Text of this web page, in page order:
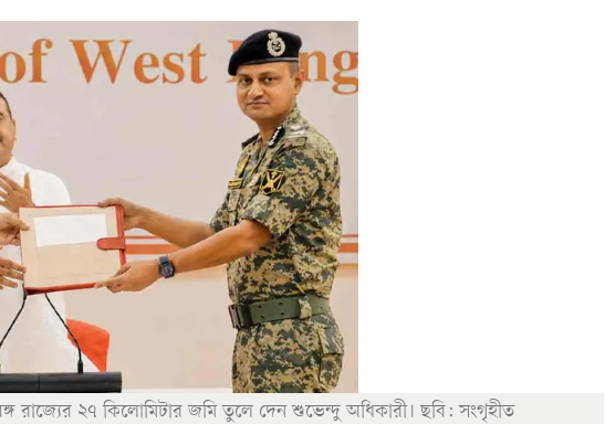
রাজ্যের ২৭ কিলোমিটার জমি তুলে দেন শুভেন্দু অধিকারী। ছবি: সংগৃহীত